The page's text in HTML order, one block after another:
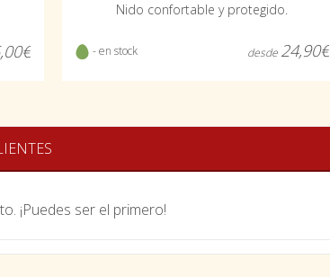
Nido confortable y protegido.
- en stock desde 24,90€
¡Puedes ser el primero!